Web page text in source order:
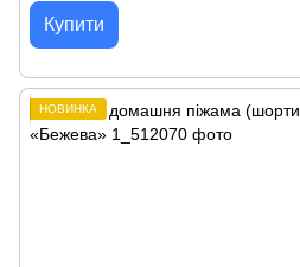
Купити
НОВИНКА